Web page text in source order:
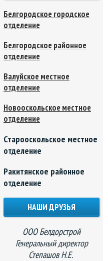
Белгородское городское
отделение
Белгородское районное
отделение
Валуйское местное
отделение
Новооскольское местное
отделение
Старооскольское местное
отделение
Ракитянское районное
отделение
НАШИ ДРУЗЬЯ
ООО Белдорстрой
Генеральный директор
Степашов Н.Е.